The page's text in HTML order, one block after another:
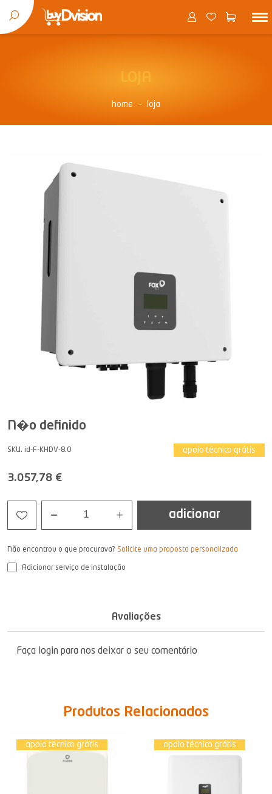
home loja
N�o definido
SKU. id-F-KHDV-8.0 apoio técnico grátis
3.057,78 €
1 adicionar
Não encontrou o que procurava? Solicite uma proposta personalizada
Adicionar serviço de instalação
Avaliações
Faça login para nos deixar o seu comentário
Produtos Relacionados
apoio técnico grátis apoio técnico grátis